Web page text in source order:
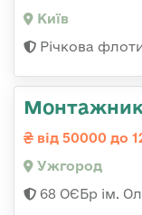
Київ
Річкова
Монтажник
від 50000 до
Ужгород
68 ОЄБр ім.